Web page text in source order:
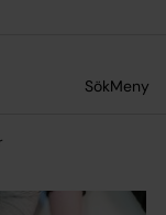
SökMeny